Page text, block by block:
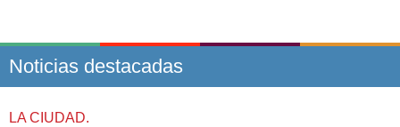
Noticias destacadas
LA CIUDAD.